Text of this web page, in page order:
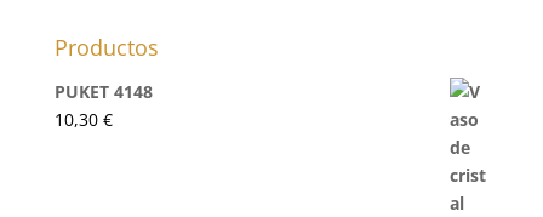
Productos
PUKET 4148
10,30 €